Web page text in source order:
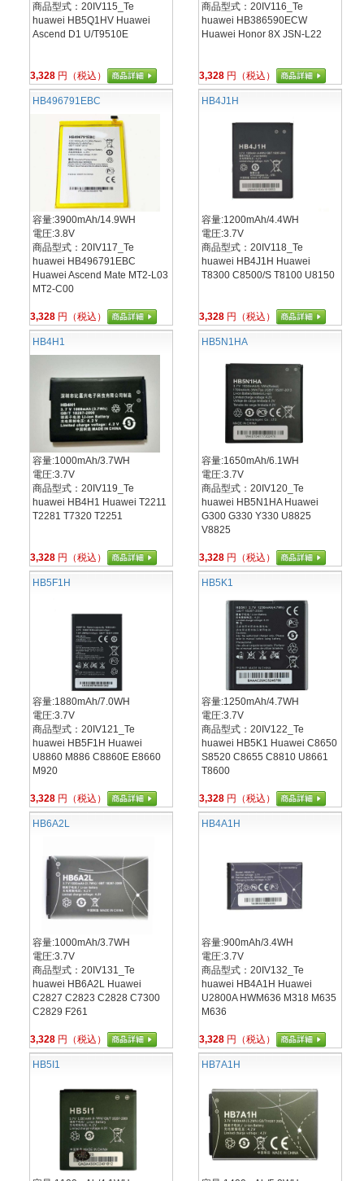
商品型式：20IV115_Te
huawei HB5Q1HV Huawei
Ascend D1 U/T9510E
3,328 円（税込）
商品型式：20IV116_Te
huawei HB386590ECW
Huawei Honor 8X JSN-L22
3,328 円（税込）
HB496791EBC
容量:3900mAh/14.9WH
電圧:3.8V
商品型式：20IV117_Te
huawei HB496791EBC
Huawei Ascend Mate MT2-L03
MT2-C00
3,328 円（税込）
HB4J1H
容量:1200mAh/4.4WH
電圧:3.7V
商品型式：20IV118_Te
huawei HB4J1H Huawei
T8300 C8500/S T8100 U8150
3,328 円（税込）
HB4H1
容量:1000mAh/3.7WH
電圧:3.7V
商品型式：20IV119_Te
huawei HB4H1 Huawei T2211
T2281 T7320 T2251
3,328 円（税込）
HB5N1HA
容量:1650mAh/6.1WH
電圧:3.7V
商品型式：20IV120_Te
huawei HB5N1HA Huawei
G300 G330 Y330 U8825
V8825
3,328 円（税込）
HB5F1H
容量:1880mAh/7.0WH
電圧:3.7V
商品型式：20IV121_Te
huawei HB5F1H Huawei
U8860 M886 C8860E E8660
M920
3,328 円（税込）
HB5K1
容量:1250mAh/4.7WH
電圧:3.7V
商品型式：20IV122_Te
huawei HB5K1 Huawei C8650
S8520 C8655 C8810 U8661
T8600
3,328 円（税込）
HB6A2L
容量:1000mAh/3.7WH
電圧:3.7V
商品型式：20IV131_Te
huawei HB6A2L Huawei
C2827 C2823 C2828 C7300
C2829 F261
3,328 円（税込）
HB4A1H
容量:900mAh/3.4WH
電圧:3.7V
商品型式：20IV132_Te
huawei HB4A1H Huawei
U2800A HWM636 M318 M635
M636
3,328 円（税込）
HB5I1 HB7A1H